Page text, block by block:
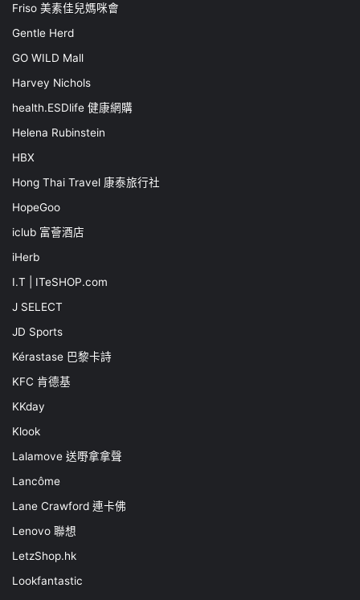
Friso 美素佳兒媽咪會
Gentle Herd
GO WILD Mall
Harvey Nichols
health.ESDlife 健康網購
Helena Rubinstein
HBX
Hong Thai Travel 康泰旅行社
HopeGoo
iclub 富薈酒店
iHerb
I.T | ITeSHOP.com
J SELECT
JD Sports
Kérastase 巴黎卡詩
KFC 肯德基
KKday
Klook
Lalamove 送嘢拿拿聲
Lancôme
Lane Crawford 連卡佛
Lenovo 聯想
LetzShop.hk
Lookfantastic